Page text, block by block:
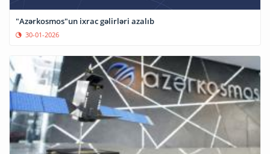
"Azərkosmos"un ixrac gəlirləri azalıb
30-01-2026